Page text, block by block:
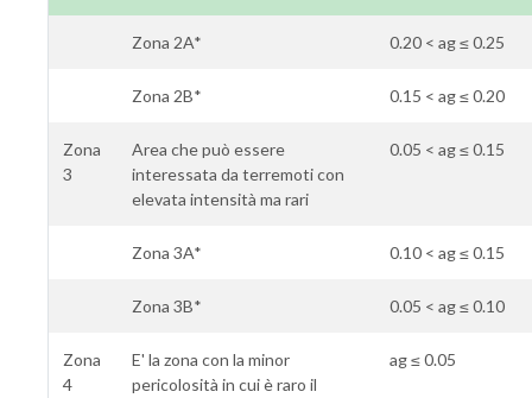
Zona 2A* 0.20 < ag ≤ 0.25
Zona 2B* 0.15 < ag ≤ 0.20
Zona
3
Area che può essere
interessata da terremoti con
elevata intensità ma rari
0.05 < ag ≤ 0.15
Zona 3A* 0.10 < ag ≤ 0.15
Zona 3B* 0.05 < ag ≤ 0.10
Zona
4
E' la zona con la minor
pericolosità in cui è raro il
ag ≤ 0.05